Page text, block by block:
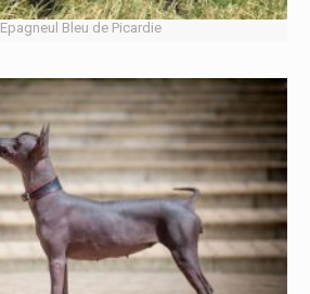
Epagneul Bleu de Picardie